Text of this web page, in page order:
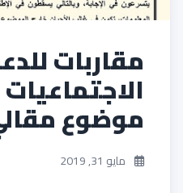
مقاربات
موضوع
مايو 31, 2019